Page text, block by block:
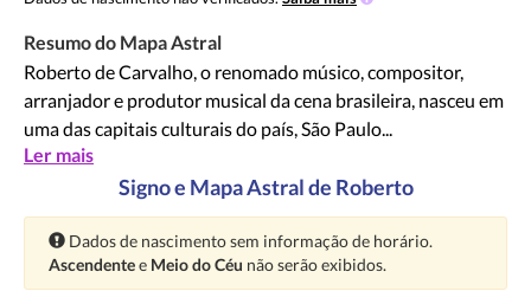
Resumo do Mapa Astral
Roberto de Carvalho, o renomado músico, compositor,
arranjador e produtor musical da cena brasileira, nasceu em
uma das capitais culturais do país, São Paulo...
Ler mais
Signo e Mapa Astral de Roberto
Atenção:
Dados de nascimento sem informação de horário.
Ascendentee Meio do Céu não serão exibidos.